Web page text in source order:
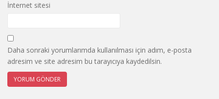
İnternet sitesi
Daha sonraki yorumlarımda kullanılması için adım, e-posta
adresim ve site adresim bu tarayıcıya kaydedilsin.